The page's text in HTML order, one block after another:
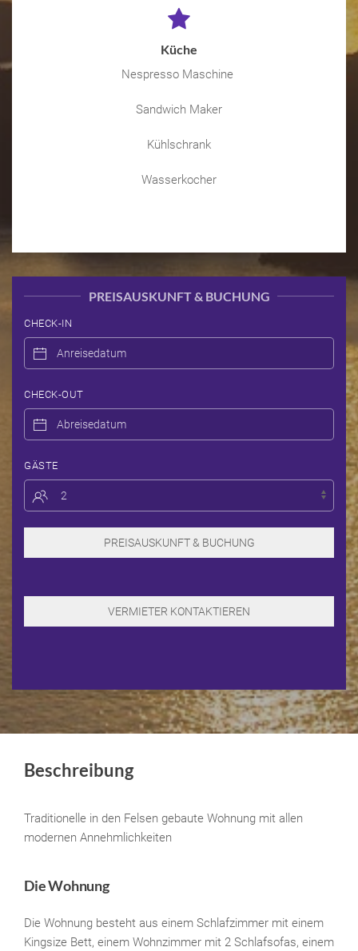
Küche
Nespresso Maschine
Sandwich Maker
Kühlschrank
Wasserkocher
PREISAUSKUNFT & BUCHUNG
CHECK-IN
CHECK-OUT
GÄSTE
Beschreibung
Traditionelle in den Felsen gebaute Wohnung mit allen
modernen Annehmlichkeiten
Die Wohnung
Die Wohnung besteht aus einem Schlafzimmer mit einem
Kingsize Bett, einem Wohnzimmer mit 2 Schlafsofas, einem